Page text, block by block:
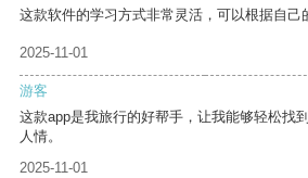
这款软件的学习方式非常灵活，可以根据自己
2025-11-01
游客
这款app是我旅行的好帮手，让我能够轻松找
人情。
2025-11-01